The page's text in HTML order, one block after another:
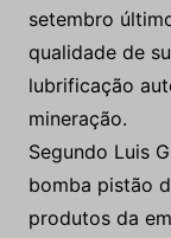
setembro
qualidade de
lubrificação
mineração.
Segundo Luis
bomba pistão
produtos da